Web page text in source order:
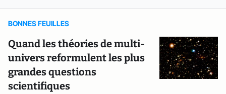
BONNES FEUILLES
Quand les théories de multi-
univers reformulent les plus
grandes questions
scientifiques